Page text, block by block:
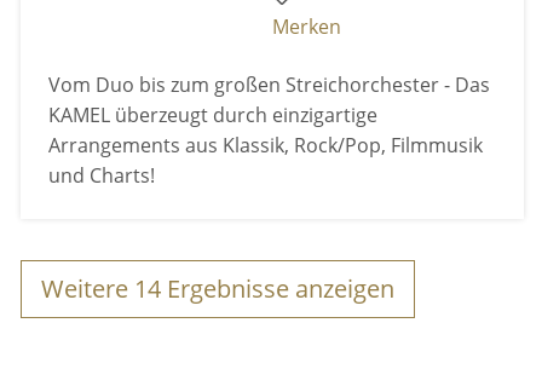
Merken
Vom Duo bis zum großen Streichorchester - Das
KAMEL überzeugt durch einzigartige
Arrangements aus Klassik, Rock/Pop, Filmmusik
und Charts!
Weitere 14 Ergebnisse anzeigen